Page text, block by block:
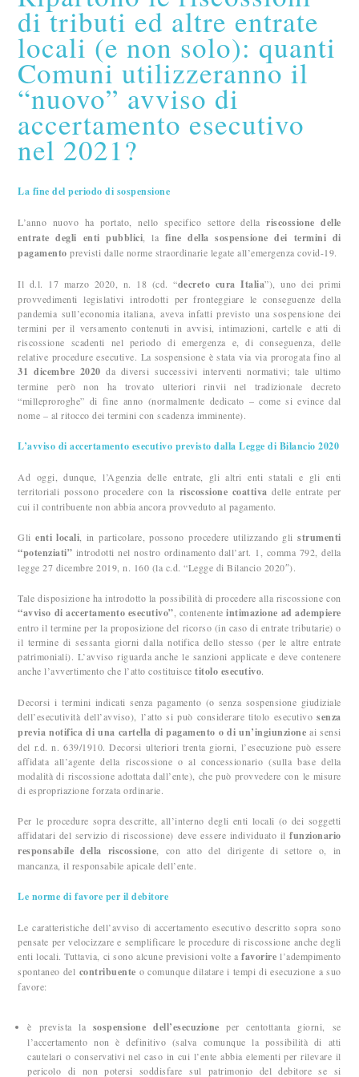
di tributi ed altre entrate
locali (e non solo): quanti
Comuni utilizzeranno il
“nuovo” avviso di
accertamento esecutivo
nel 2021?
La fine del periodo di sospensione
L’anno nuovo ha portato, nello specifico settore dellariscossione delle
entrate degli enti pubblici , la fine della sospensione dei termini di
pagamento previsti dalle norme straordinarie legate all’emergenza covid-19.
Il d.l. 17 marzo 2020, n. 18 (cd. “decreto cura Italia”), uno dei primi
provvedimenti legislativi introdotti per fronteggiare le conseguenze della
pandemia sull’economia italiana, aveva infatti previsto una sospensione dei
termini per il versamento contenuti in avvisi, intimazioni, cartelle e atti di
riscossione scadenti nel periodo di emergenza e, di conseguenza, delle
relative procedure esecutive. La sospensione è stata via via prorogata fino al
31 dicembre 2020 da diversi successivi interventi normativi; tale ultimo
termine però non ha trovato ulteriori rinvii nel tradizionale decreto
“milleproroghe” di fine anno (normalmente dedicato – come si evince dal
nome – al ritocco dei termini con scadenza imminente).
L’avviso di accertamento esecutivo previsto dalla Legge di Bilancio 2020
Ad oggi, dunque, l’Agenzia delle entrate, gli altri enti statali e gli enti
territoriali possono procedere con la riscossione coattiva delle entrate per
cui il contribuente non abbia ancora provveduto al pagamento.
Glienti locali , in particolare, possono procedere utilizzando glistrumenti
“potenziati” introdotti nel nostro ordinamento dall’art. 1, comma 792, della
legge 27 dicembre 2019, n. 160 (la c.d. “Legge di Bilancio 2020″).
Tale disposizione ha introdotto la possibilità di procedere alla riscossione con
“avviso di accertamento esecutivo” , contenenteintimazione ad adempiere
entro il termine per la proposizione del ricorso (in caso di entrate tributarie) o
il termine di sessanta giorni dalla notifica dello stesso (per le altre entrate
patrimoniali). L’avviso riguarda anche le sanzioni applicate e deve contenere
anche l’avvertimento che l’atto costituiscetitolo esecutivo.
Decorsi i termini indicati senza pagamento (o senza sospensione giudiziale
dell’esecutività dell’avviso), l’atto si può considerare titolo esecutivosenza
previa notifica di una cartella di pagamento o di un’ingiunzione ai sensi
del r.d. n. 639/1910. Decorsi ulteriori trenta giorni, l’esecuzione può essere
affidata all’agente della riscossione o al concessionario (sulla base della
modalità di riscossione adottata dall’ente), che può provvedere con le misure
di espropriazione forzata ordinarie.
Per le procedure sopra descritte, all’interno degli enti locali (o dei soggetti
affidatari del servizio di riscossione) deve essere individuato ilfunzionario
responsabile della riscossione , con atto del dirigente di settore o, in
mancanza, il responsabile apicale dell’ente.
Le norme di favore per il debitore
Le caratteristiche dell’avviso di accertamento esecutivo descritto sopra sono
pensate per velocizzare e semplificare le procedure di riscossione anche degli
enti locali. Tuttavia, ci sono alcune previsioni volte afavorire l’adempimento
spontaneo del contribuente o comunque dilatare i tempi di esecuzione a suo
favore:
è prevista la sospensione dell’esecuzione per centottanta giorni, se
l’accertamento non è definitivo (salva comunque la possibilità di atti
cautelari o conservativi nel caso in cui l’ente abbia elementi per rilevare il
pericolo di non potersi soddisfare sul patrimonio del debitore se si